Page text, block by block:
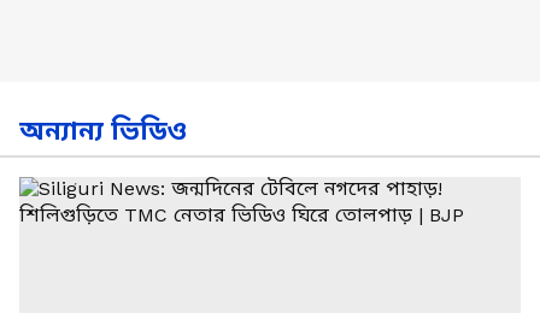
অন্যান্য ভিডিও